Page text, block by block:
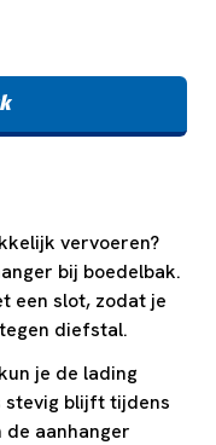
vervoeren?
bij boedelbak.
een slot, zodat je
diefstal.
je de lading
stevig blijft tijdens
de aanhanger